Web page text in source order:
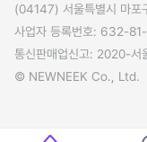
(04147) 서울특별시 마포
사업자 등록번호: 632-
통신판매업신고: 2020-
© NEWNEEK Co., Ltd.